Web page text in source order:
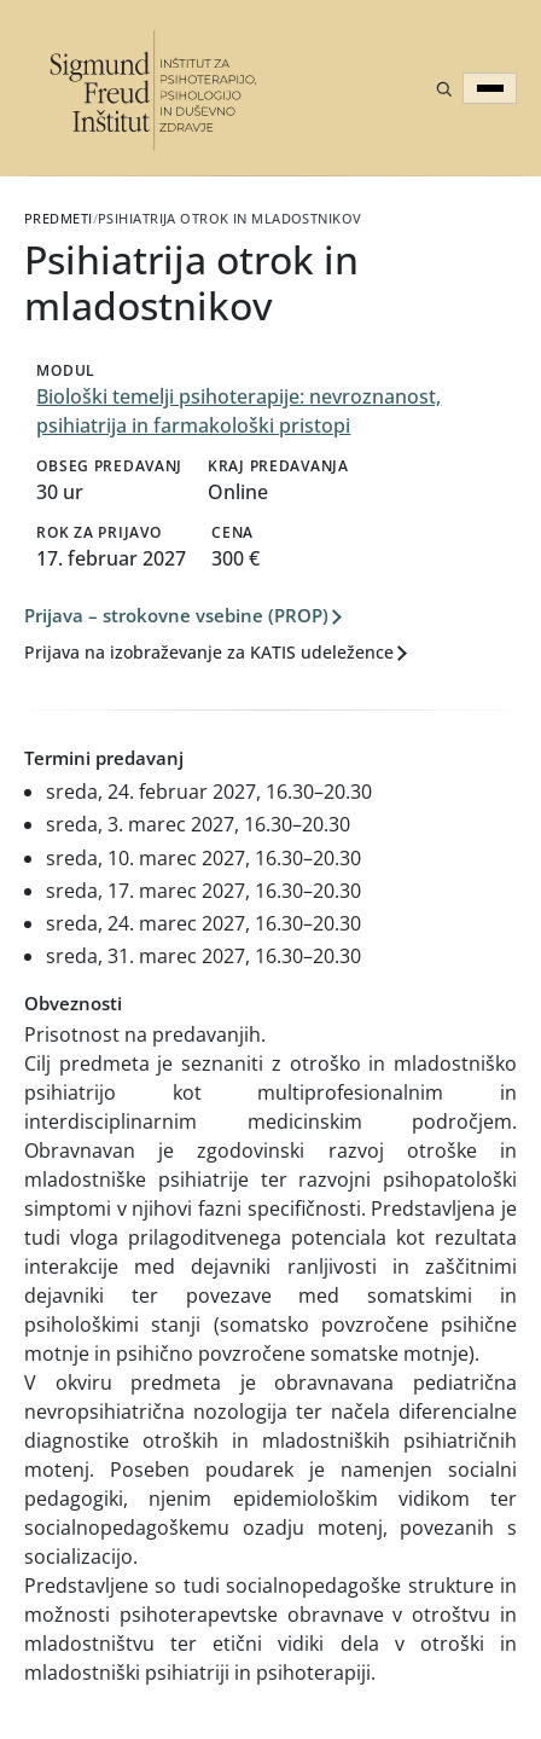
PREDMETI/PSIHIATRIJA OTROK IN MLADOSTNIKOV
Psihiatrija otrok in
mladostnikov
MODUL
Biološki temelji psihoterapije: nevroznanost,
psihiatrija in farmakološki pristopi
OBSEG PREDAVANJ
30 ur
KRAJ PREDAVANJA
Online
ROK ZA PRIJAVO
17. februar 2027
CENA
300 €
Prijava – strokovne vsebine (PROP)
Prijava na izobraževanje za KATIS udeležence
Termini predavanj
sreda, 24. februar 2027, 16.30–20.30
sreda, 3. marec 2027, 16.30–20.30
sreda, 10. marec 2027, 16.30–20.30
sreda, 17. marec 2027, 16.30–20.30
sreda, 24. marec 2027, 16.30–20.30
sreda, 31. marec 2027, 16.30–20.30
Obveznosti
Prisotnost na predavanjih.
Cilj predmeta je seznaniti z otroško in mladostniško
psihiatrijo kot multiprofesionalnim in
interdisciplinarnim medicinskim področjem.
Obravnavan je zgodovinski razvoj otroške in
mladostniške psihiatrije ter razvojni psihopatološki
simptomi v njihovi fazni specifičnosti. Predstavljena je
tudi vloga prilagoditvenega potenciala kot rezultata
interakcije med dejavniki ranljivosti in zaščitnimi
dejavniki ter povezave med somatskimi in
psihološkimi stanji (somatsko povzročene psihične
motnje in psihično povzročene somatske motnje).
V okviru predmeta je obravnavana pediatrična
nevropsihiatrična nozologija ter načela diferencialne
diagnostike otroških in mladostniških psihiatričnih
motenj. Poseben poudarek je namenjen socialni
pedagogiki, njenim epidemiološkim vidikom ter
socialnopedagoškemu ozadju motenj, povezanih s
socializacijo.
Predstavljene so tudi socialnopedagoške strukture in
možnosti psihoterapevtske obravnave v otroštvu in
mladostništvu ter etični vidiki dela v otroški in
mladostniški psihiatriji in psihoterapiji.